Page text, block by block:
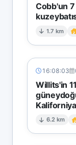
Cobb'un 7
1.7 km
16:08:03
Willits'in
Kaliforniya
6.2 km